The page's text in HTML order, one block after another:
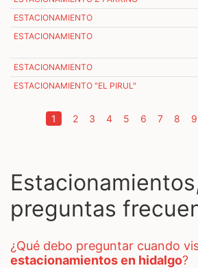
ESTACIONAMIENTO
ESTACIONAMIENTO
ESTACIONAMIENTO
ESTACIONAMIENTO "EL PIRUL"
1 (current)
2 3 4 5 6 7 8 9
preguntas
¿qué debo preguntar cuando
estacionamientos en hidalgo?